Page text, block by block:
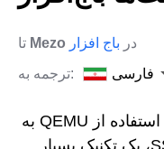
Mezo در باج افزار
ترجمه به:
فارسی
عملیات باج‌افزار Payouts King با استفاده از QEMU به
عنوان یک درب پشتی معکوس SSH، یک تکنیک بسیار